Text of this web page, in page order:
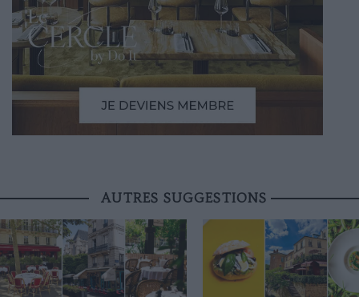
AUTRES SUGGESTIONS